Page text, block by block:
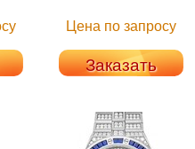
Цена по запросу
Заказать